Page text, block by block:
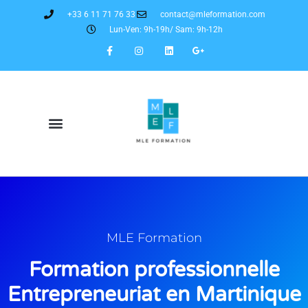
+33 6 11 71 76 33
contact@mleformation.com
Lun-Ven: 9h-19h/ Sam: 9h-12h
MLE Formation
Formation professionnelle
Entrepreneuriat en Martinique